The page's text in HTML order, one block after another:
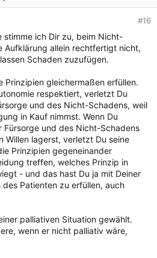
#16
stimme ich Dir zu, beim Nicht-
Aufklärung allein rechtfertigt nicht,
Schaden zuzufügen.
Prinzipien gleichermaßen erfüllen.
respektiert, verletzt Du
und des Nicht-Schadens, weil
in Kauf nimmst. Wenn Du
und des Nicht-Schadens
Willen lagerst, verletzt Du seine
Prinzipien gegeneinander
treffen, welches Prinzip in
- und das hast Du ja mit Deiner
Patienten zu erfüllen, auch
palliativen Situation gewählt.
wenn er nicht palliativ wäre,